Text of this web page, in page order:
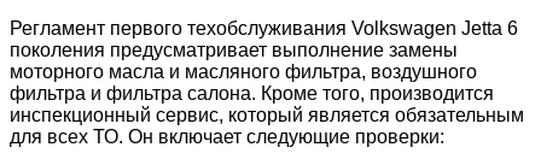
Регламент первого техобслуживания Volkswagen Jetta 6
поколения предусматривает выполнение замены
моторного масла и масляного фильтра, воздушного
фильтра и фильтра салона. Кроме того, производится
инспекционный сервис, который является обязательным
для всех ТО. Он включает следующие проверки: